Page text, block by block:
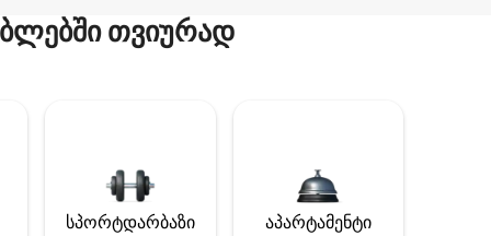
თვიურად
სპორტდარბაზი აპარტამენტი